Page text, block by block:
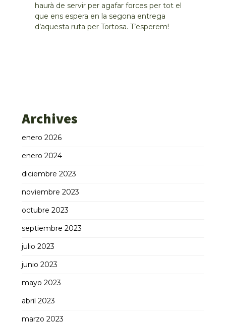
haurà de servir per agafar forces per tot el
que ens espera en la segona entrega
d’aquesta ruta per Tortosa. T’esperem!
Archives
enero 2026
enero 2024
diciembre 2023
noviembre 2023
octubre 2023
septiembre 2023
julio 2023
junio 2023
mayo 2023
abril 2023
marzo 2023